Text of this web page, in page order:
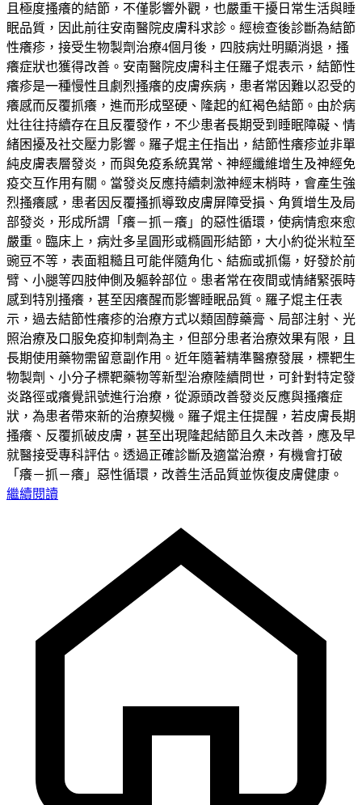
且極度搔癢的結節，不僅影響外觀，也嚴重干擾日常生活與睡
眠品質，因此前往安南醫院皮膚科求診。經檢查後診斷為結節
性癢疹，接受生物製劑治療4個月後，四肢病灶明顯消退，搔
癢症狀也獲得改善。安南醫院皮膚科主任羅子焜表示，結節性
癢疹是一種慢性且劇烈搔癢的皮膚疾病，患者常因難以忍受的
癢感而反覆抓癢，進而形成堅硬、隆起的紅褐色結節。由於病
灶往往持續存在且反覆發作，不少患者長期受到睡眠障礙、情
緒困擾及社交壓力影響。羅子焜主任指出，結節性癢疹並非單
純皮膚表層發炎，而與免疫系統異常、神經纖維增生及神經免
疫交互作用有關。當發炎反應持續刺激神經末梢時，會產生強
烈搔癢感，患者因反覆搔抓導致皮膚屏障受損、角質增生及局
部發炎，形成所謂「癢－抓－癢」的惡性循環，使病情愈來愈
嚴重。臨床上，病灶多呈圓形或橢圓形結節，大小約從米粒至
豌豆不等，表面粗糙且可能伴隨角化、結痂或抓傷，好發於前
臂、小腿等四肢伸側及軀幹部位。患者常在夜間或情緒緊張時
感到特別搔癢，甚至因癢醒而影響睡眠品質。羅子焜主任表
示，過去結節性癢疹的治療方式以類固醇藥膏、局部注射、光
照治療及口服免疫抑制劑為主，但部分患者治療效果有限，且
長期使用藥物需留意副作用。近年隨著精準醫療發展，標靶生
物製劑、小分子標靶藥物等新型治療陸續問世，可針對特定發
炎路徑或癢覺訊號進行治療，從源頭改善發炎反應與搔癢症
狀，為患者帶來新的治療契機。羅子焜主任提醒，若皮膚長期
搔癢、反覆抓破皮膚，甚至出現隆起結節且久未改善，應及早
就醫接受專科評估。透過正確診斷及適當治療，有機會打破
「癢－抓－癢」惡性循環，改善生活品質並恢復皮膚健康。
繼續閱讀